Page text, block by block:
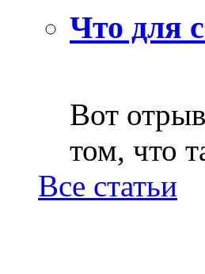
Что для
Вот
том, что
Все статьи